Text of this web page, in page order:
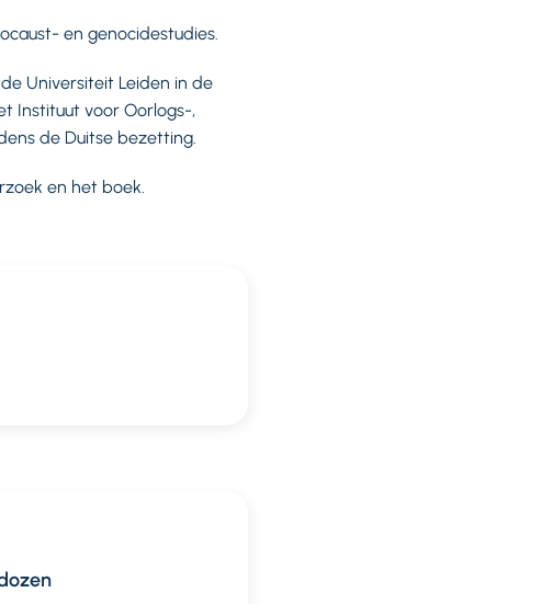
en genocidestudies.
Universiteit Leiden in de
Instituut voor Oorlogs-,
de Duitse bezetting.
en het boek.